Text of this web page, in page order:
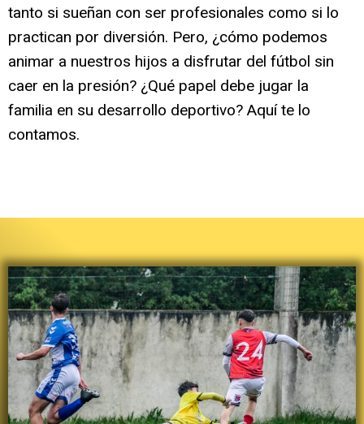
tanto si sueñan con ser profesionales como si lo
practican por diversión. Pero, ¿cómo podemos
animar a nuestros hijos a disfrutar del fútbol sin
caer en la presión? ¿Qué papel debe jugar la
familia en su desarrollo deportivo? Aquí te lo
contamos.